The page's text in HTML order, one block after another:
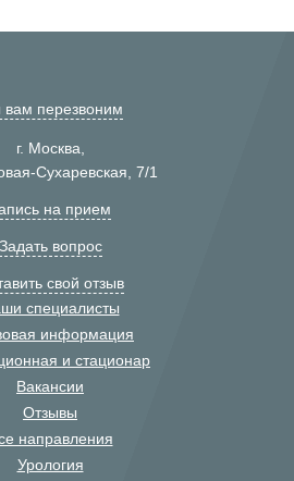
перезвоним
г. Москва,
Сухаревская, 7/1
на прием
Задать вопрос
свой отзыв
специалисты
информация
и стационар
Вакансии
Отзывы
направления
Урология